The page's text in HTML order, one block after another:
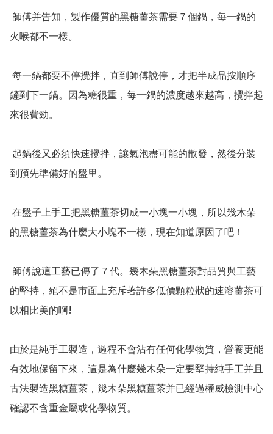
火喉都不一樣。
鏟到下一鍋。因為糖很重，每一鍋的濃度越來越高，攪拌起
來很費勁。
到預先準備好的盤里。
的黑糖薑茶為什麼大小塊不一樣，現在知道原因了吧！
的堅持，絕不是市面上充斥著許多低價顆粒狀的速溶薑茶可
以相比美的啊!
由於是純手工製造，過程不會沾有任何化學物質，營養更能
有效地保留下來，這是為什麼幾木朵一定要堅持純手工并且
古法製造黑糖薑茶，幾木朵黑糖薑茶并已經過權威檢測中心
確認不含重金屬或化學物質。